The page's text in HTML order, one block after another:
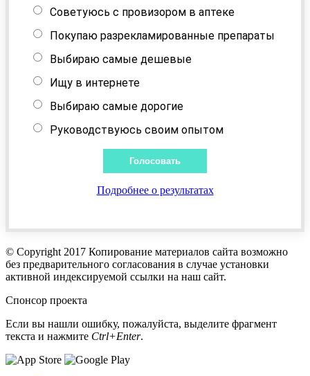
Советуюсь с провизором в аптеке
Покупаю разрекламированные препараты
Выбираю самые дешевые
Ищу в интернете
Выбираю самые дорогие
Руководствуюсь своим опытом
Подробнее о результатах
© Copyright 2017 Копирование материалов сайта возможно
без предварительного согласования в случае установки
активной индексируемой ссылки на наш сайт.
Спонсор проекта
Если вы нашли ошибку, пожалуйста, выделите фрагмент
текста и нажмите Ctrl+Enter.